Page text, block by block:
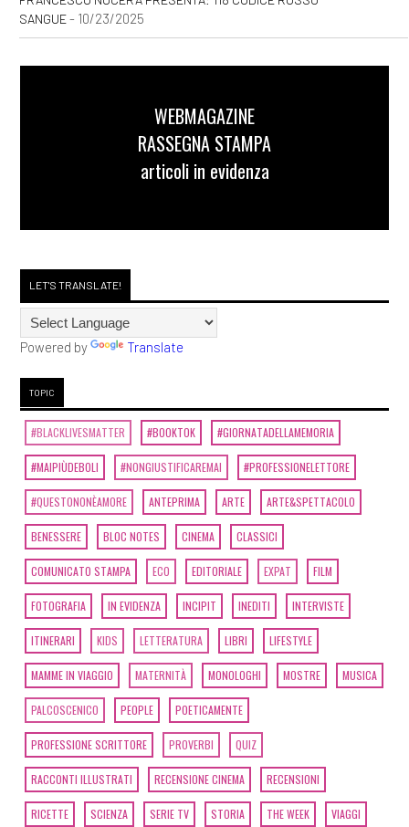
SANGUE- 10/23/2025
WEBMAGAZINE
RASSEGNA STAMPA
articoli in evidenza
LET'S TRANSLATE!
Powered by Translate
TOPIC
#BLACKLIVESMATTER #BOOKTOK #GIORNATADELLAMEMORIA
#MAIPIÙDEBOLI #NONGIUSTIFICAREMAI #PROFESSIONELETTORE
#QUESTONONÈAMORE ANTEPRIMA ARTE ARTE&SPETTACOLO
BENESSERE BLOC NOTES CINEMA CLASSICI
COMUNICATO STAMPA ECO EDITORIALE EXPAT FILM
FOTOGRAFIA IN EVIDENZA INCIPIT INEDITI INTERVISTE
ITINERARI KIDS LETTERATURA LIBRI LIFESTYLE
MAMME IN VIAGGIO MATERNITÀ MONOLOGHI MOSTRE MUSICA
PALCOSCENICO PEOPLE POETICAMENTE
PROFESSIONE SCRITTORE PROVERBI QUIZ
RACCONTI ILLUSTRATI RECENSIONE CINEMA RECENSIONI
RICETTE SCIENZA SERIE TV STORIA THE WEEK VIAGGI